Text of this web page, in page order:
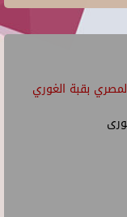
بقبة الغوري